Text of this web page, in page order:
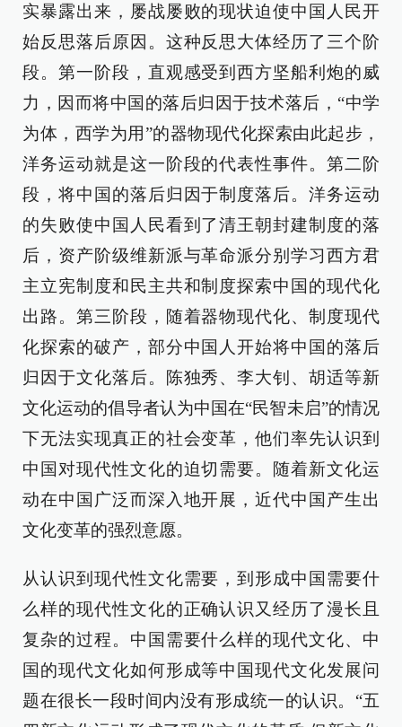
实暴露出来，屡战屡败的现状迫使中国人民开
始反思落后原因。这种反思大体经历了三个阶
段。第一阶段，直观感受到西方坚船利炮的威
力，因而将中国的落后归因于技术落后，“中学
为体，西学为用”的器物现代化探索由此起步，
洋务运动就是这一阶段的代表性事件。第二阶
段，将中国的落后归因于制度落后。洋务运动
的失败使中国人民看到了清王朝封建制度的落
后，资产阶级维新派与革命派分别学习西方君
主立宪制度和民主共和制度探索中国的现代化
出路。第三阶段，随着器物现代化、制度现代
化探索的破产，部分中国人开始将中国的落后
归因于文化落后。陈独秀、李大钊、胡适等新
文化运动的倡导者认为中国在“民智未启”的情况
下无法实现真正的社会变革，他们率先认识到
中国对现代性文化的迫切需要。随着新文化运
动在中国广泛而深入地开展，近代中国产生出
文化变革的强烈意愿。
从认识到现代性文化需要，到形成中国需要什
么样的现代性文化的正确认识又经历了漫长且
复杂的过程。中国需要什么样的现代文化、中
国的现代文化如何形成等中国现代文化发展问
题在很长一段时间内没有形成统一的认识。“五